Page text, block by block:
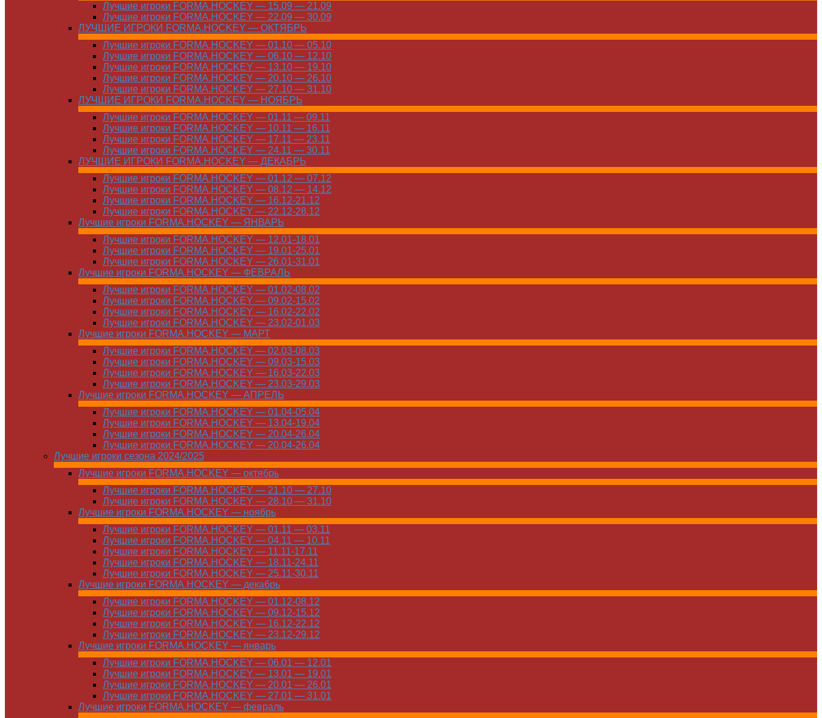
Лучшие игроки FORMA.HOCKEY — 15.09 — 21.09
Лучшие игроки FORMA.HOCKEY — 22.09 — 30.09
ЛУЧШИЕ ИГРОКИ FORMA.HOCKEY — ОКТЯБРЬ
Лучшие игроки FORMA.HOCKEY — 01.10 — 05.10
Лучшие игроки FORMA.HOCKEY — 06.10 — 12.10
Лучшие игроки FORMA.HOCKEY — 13.10 — 19.10
Лучшие игроки FORMA.HOCKEY — 20.10 — 26.10
Лучшие игроки FORMA.HOCKEY — 27.10 — 31.10
ЛУЧШИЕ ИГРОКИ FORMA.HOCKEY — НОЯБРЬ
Лучшие игроки FORMA.HOCKEY — 01.11 — 09.11
Лучшие игроки FORMA.HOCKEY — 10.11 — 16.11
Лучшие игроки FORMA.HOCKEY — 17.11 — 23.11
Лучшие игроки FORMA.HOCKEY — 24.11 — 30.11
ЛУЧШИЕ ИГРОКИ FORMA.HOCKEY — ДЕКАБРЬ
Лучшие игроки FORMA.HOCKEY — 01.12 — 07.12
Лучшие игроки FORMA.HOCKEY — 08.12 — 14.12
Лучшие игроки FORMA.HOCKEY — 16.12-21.12
Лучшие игроки FORMA.HOCKEY — 22.12-28.12
Лучшие игроки FORMA.HOCKEY — ЯНВАРЬ
Лучшие игроки FORMA.HOCKEY — 12.01-18.01
Лучшие игроки FORMA.HOCKEY — 19.01-25.01
Лучшие игроки FORMA.HOCKEY — 26.01-31.01
Лучшие игроки FORMA.HOCKEY — ФЕВРАЛЬ
Лучшие игроки FORMA.HOCKEY — 01.02-08.02
Лучшие игроки FORMA.HOCKEY — 09.02-15.02
Лучшие игроки FORMA.HOCKEY — 16.02-22.02
Лучшие игроки FORMA.HOCKEY — 23.02-01.03
Лучшие игроки FORMA.HOCKEY — МАРТ
Лучшие игроки FORMA.HOCKEY — 02.03-08.03
Лучшие игроки FORMA.HOCKEY — 09.03-15.03
Лучшие игроки FORMA.HOCKEY — 16.03-22.03
Лучшие игроки FORMA.HOCKEY — 23.03-29.03
Лучшие игроки FORMA.HOCKEY — АПРЕЛЬ
Лучшие игроки FORMA.HOCKEY — 01.04-05.04
Лучшие игроки FORMA.HOCKEY — 13.04-19.04
Лучшие игроки FORMA.HOCKEY — 20.04-26.04
Лучшие игроки FORMA.HOCKEY — 20.04-26.04
Лучшие игроки сезона 2024/2025
Лучшие игроки FORMA.HOCKEY — октябрь
Лучшие игроки FORMA.HOCKEY — 21.10 — 27.10
Лучшие игроки FORMA.HOCKEY — 28.10 — 31.10
Лучшие игроки FORMA.HOCKEY — ноябрь
Лучшие игроки FORMA.HOCKEY — 01.11 — 03.11
Лучшие игроки FORMA.HOCKEY — 04.11 — 10.11
Лучшие игроки FORMA.HOCKEY — 11.11-17.11
Лучшие игроки FORMA.HOCKEY — 18.11-24.11
Лучшие игроки FORMA.HOCKEY — 25.11-30.11
Лучшие игроки FORMA.HOCKEY — декабрь
Лучшие игроки FORMA.HOCKEY — 01.12-08.12
Лучшие игроки FORMA.HOCKEY — 09.12-15.12
Лучшие игроки FORMA.HOCKEY — 16.12-22.12
Лучшие игроки FORMA.HOCKEY — 23.12-29.12
Лучшие игроки FORMA.HOCKEY — январь
Лучшие игроки FORMA.HOCKEY — 06.01 — 12.01
Лучшие игроки FORMA.HOCKEY — 13.01 — 19.01
Лучшие игроки FORMA.HOCKEY — 20.01 — 26.01
Лучшие игроки FORMA.HOCKEY — 27.01 — 31.01
Лучшие игроки FORMA.HOCKEY — февраль